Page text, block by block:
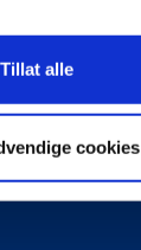
Tillat alle
cookies